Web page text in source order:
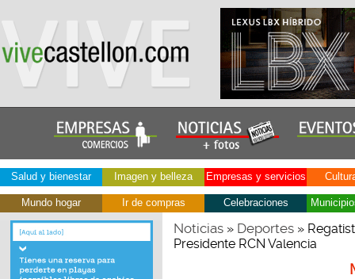
Salud y bienestar Imagen y belleza Empresas y servicios
Mundo hogar Ir de compras Celebraciones
Noticias» Deportes»
Presidente RCN Valencia